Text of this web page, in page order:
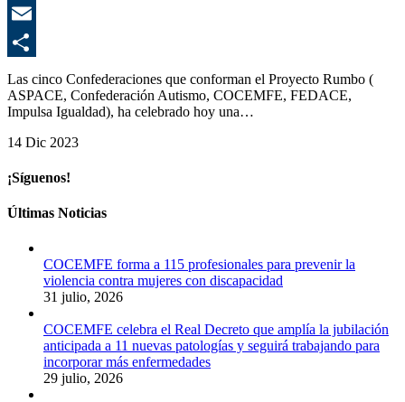
Las cinco Confederaciones que conforman el Proyecto Rumbo (
ASPACE, Confederación Autismo, COCEMFE, FEDACE,
Impulsa Igualdad), ha celebrado hoy una…
14 Dic 2023
¡Síguenos!
Últimas Noticias
COCEMFE forma a 115 profesionales para prevenir la
violencia contra mujeres con discapacidad
31 julio, 2026
COCEMFE celebra el Real Decreto que amplía la jubilación
anticipada a 11 nuevas patologías y seguirá trabajando para
incorporar más enfermedades
29 julio, 2026